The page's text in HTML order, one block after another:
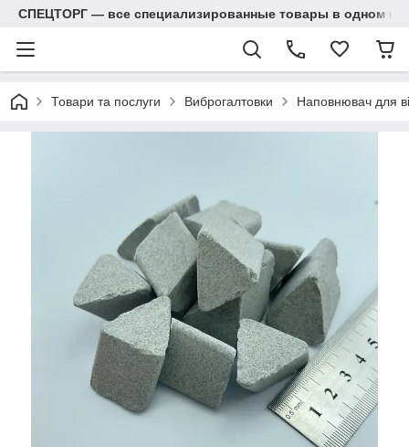
СПЕЦТОРГ — все специализированные товары в одном
Товари та послуги Виброгалтовки Наповнювач для